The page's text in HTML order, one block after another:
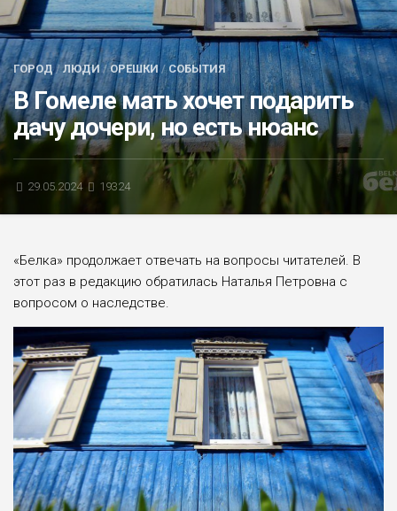
БЛИЦ-ОПРОС
АФИША
ГОРОД/ЛЮДИ /ОРЕШКИ/СОБЫТИЯ
В Гомеле мать хочет подарить
дачу дочери, но есть нюанс
29.05.2024 19324
«Белка» продолжает отвечать на вопросы читателей. В
этот раз в редакцию обратилась Наталья Петровна с
вопросом о наследстве.